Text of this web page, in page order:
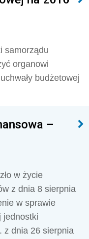
samorządu
organowi
budżetowej
–
w życie
z dnia 8 sierpnia
w sprawie
jednostki
z dnia 26 sierpnia